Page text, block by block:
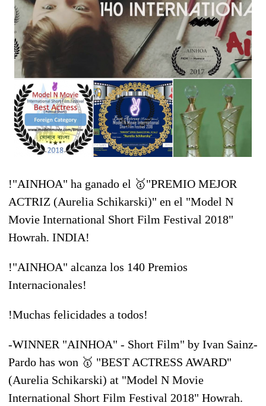
!"AINHOA" ha ganado el 🥇"PREMIO MEJOR
ACTRIZ (Aurelia Schikarski)" en el "Model N
Movie International Short Film Festival 2018"
Howrah. INDIA!
!"AINHOA" alcanza los 140 Premios
Internacionales!
!Muchas felicidades a todos!
-WINNER "AINHOA" - Short Film" by Ivan Sainz-
Pardo has won 🥇 "BEST ACTRESS AWARD"
(Aurelia Schikarski) at "Model N Movie
International Short Film Festival 2018" Howrah.